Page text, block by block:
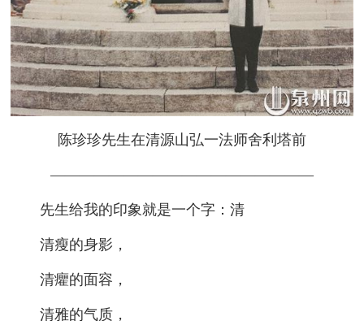
陈珍珍先生在清源山弘一法师舍利塔前
——————————————————
先生给我的印象就是一个字：清
清瘦的身影，
清癯的面容，
清雅的气质，